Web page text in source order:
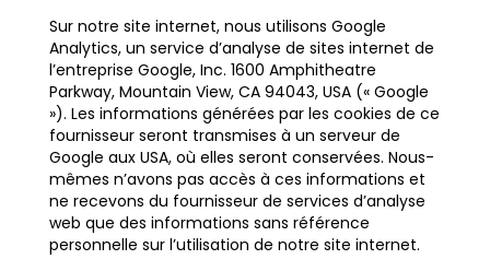
Sur notre site internet, nous utilisons Google
Analytics, un service d’analyse de sites internet de
l’entreprise Google, Inc. 1600 Amphitheatre
Parkway, Mountain View, CA 94043, USA (« Google
»). Les informations générées par les cookies de ce
fournisseur seront transmises à un serveur de
Google aux USA, où elles seront conservées. Nous-
mêmes n’avons pas accès à ces informations et
ne recevons du fournisseur de services d’analyse
web que des informations sans référence
personnelle sur l’utilisation de notre site internet.